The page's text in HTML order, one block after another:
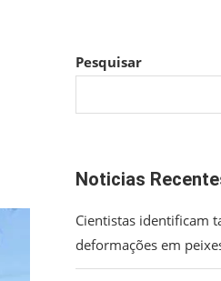
Pesquisar
Noticias
Cientistas identificam
deformações em